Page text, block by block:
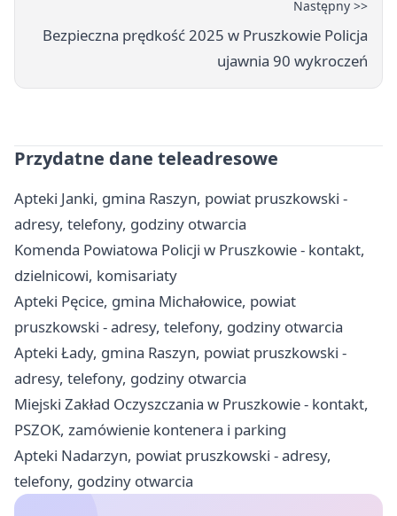
Następny >>
Bezpieczna prędkość 2025 w Pruszkowie Policja
ujawnia 90 wykroczeń
Przydatne dane teleadresowe
Apteki Janki, gmina Raszyn, powiat pruszkowski -
adresy, telefony, godziny otwarcia
Komenda Powiatowa Policji w Pruszkowie - kontakt,
dzielnicowi, komisariaty
Apteki Pęcice, gmina Michałowice, powiat
pruszkowski - adresy, telefony, godziny otwarcia
Apteki Łady, gmina Raszyn, powiat pruszkowski -
adresy, telefony, godziny otwarcia
Miejski Zakład Oczyszczania w Pruszkowie - kontakt,
PSZOK, zamówienie kontenera i parking
Apteki Nadarzyn, powiat pruszkowski - adresy,
telefony, godziny otwarcia